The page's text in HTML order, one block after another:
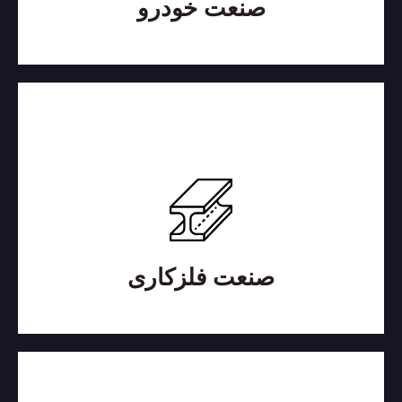
صنعت خودرو
صنعت فلزکاری
در فرآیند‌های فلزکاری، استفاده از روانکار برای نقاط
مختلف فرآیند بسیار متنوع است...